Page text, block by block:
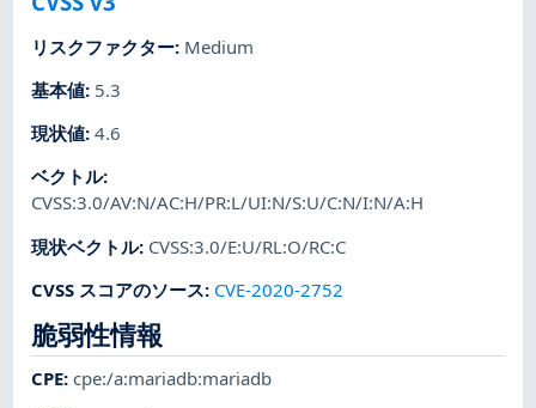
リスクファクター: Medium
基本値: 5.3
現状値:4.6
ベクトル:
CVSS:3.0/AV:N/AC:H/PR:L/UI:N/S:U/C:N/I:N/A:H
現状ベクトル: CVSS:3.0/E:U/RL:O/RC:C
CVSS スコアのソース: CVE-2020-2752
脆弱性情報
CPE:cpe:/a:mariadb:mariadb